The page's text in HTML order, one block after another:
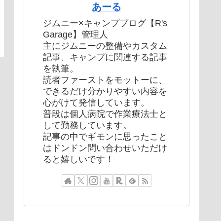
あーる
ジムニー×キャンプブログ【R's
Garage】管理人
主にジムニーの整備やカスタム
記事、キャンプに関連する記事
を執筆。
読者ファーストをモットーに、
できるだけ分かりやすい内容を
心がけて発信しています。
普段は個人病院で作業療法士と
して勤務しています。
記事の中でギモンに思ったこと
はドンドン問い合わせいただけ
ると嬉しいです！